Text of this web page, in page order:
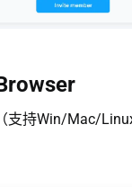
支持Win/Mac/